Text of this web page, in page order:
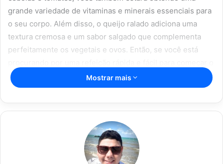
grande variedade de vitaminas e minerais essenciais para
o seu corpo. Além disso, o queijo ralado adiciona uma
textura cremosa e um sabor salgado que complementa
perfeitamente os vegetais e ovos. Então, se você está
seu dia, não deixe de experimentar esta deliciosa omelete
de queijo e vegetais.
O prato que vai conquistar o seu
paladar: macarrão com creme de
Mostrar mais